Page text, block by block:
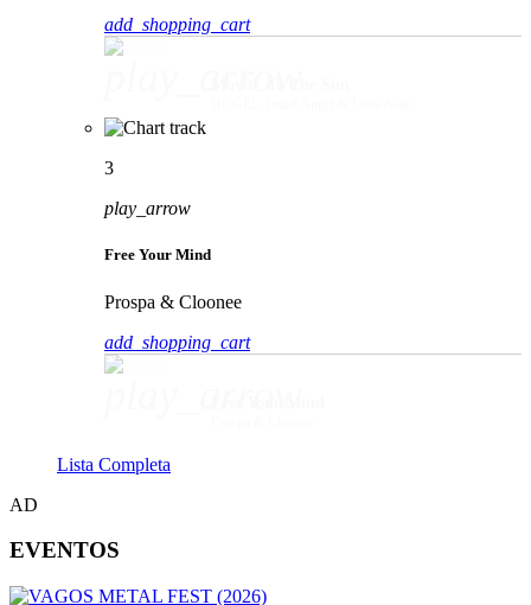
add_shopping_cart
3
play_arrow
Free Your Mind
Prospa & Cloonee
add_shopping_cart
Lista Completa
AD
EVENTOS